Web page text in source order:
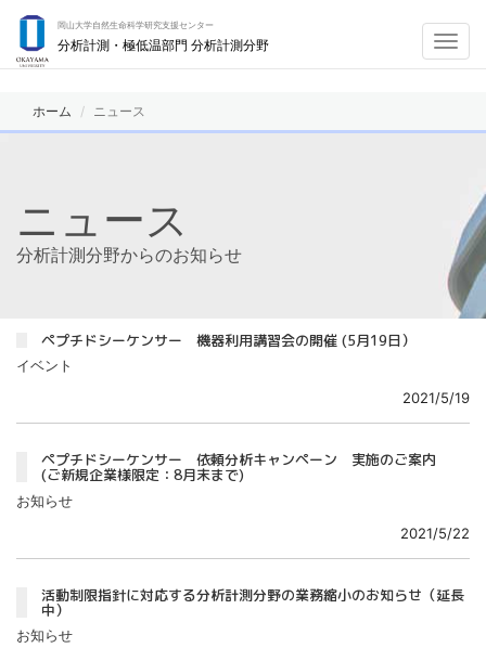
岡山大学自然生命科学研究支援センター
分析計測・極低温部門 分析計測分野
ホーム ニュース
ニュース
分析計測分野からのお知らせ
ペプチドシーケンサー 機器利用講習会の開催 (5月19日）
イベント
2021/5/19
ペプチドシーケンサー 依頼分析キャンペーン 実施のご案内
(ご新規企業様限定：8月末まで)
お知らせ
2021/5/22
活動制限指針に対応する分析計測分野の業務縮小のお知らせ（延長
中）
お知らせ